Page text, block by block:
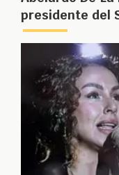
presidente del